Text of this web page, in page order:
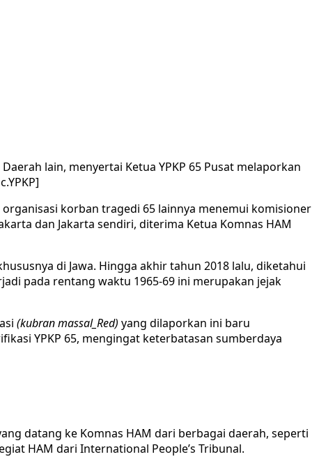
lain, menyertai Ketua YPKP 65 Pusat melaporkan
korban tragedi 65 lainnya menemui komisioner
dan Jakarta sendiri, diterima Ketua Komnas HAM
di Jawa. Hingga akhir tahun 2018 lalu, diketahui
pada rentang waktu 1965-69 ini merupakan jejak
(kubran massal_Red) yang dilaporkan ini baru
YPKP 65, mengingat keterbatasan sumberdaya
datang ke Komnas HAM dari berbagai daerah, seperti
HAM dari International People’s Tribunal.